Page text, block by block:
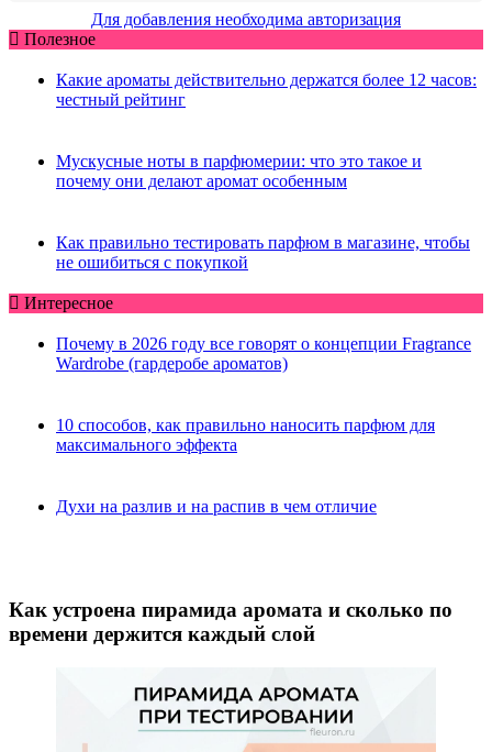
Для добавления необходима авторизация
Полезное
Какие ароматы действительно держатся более 12 часов:
честный рейтинг
Мускусные ноты в парфюмерии: что это такое и
почему они делают аромат особенным
Как правильно тестировать парфюм в магазине, чтобы
не ошибиться с покупкой
Интересное
Почему в 2026 году все говорят о концепции Fragrance
Wardrobe (гардеробе ароматов)
10 способов, как правильно наносить парфюм для
максимального эффекта
Духи на разлив и на распив в чем отличие
Как устроена пирамида аромата и сколько по
времени держится каждый слой